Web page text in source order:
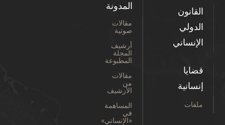
القانون
الدولي
الإنساني
قضايا
إنسانية
ملفات
المدونة
مقالات
صوتية
أرشيف
المجلة
المطبوعة
مقالات
من
الأرشيف
المساهمة
في
«الإنساني»